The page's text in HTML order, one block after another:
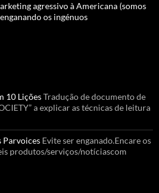
agressivo à Americana (somos
os ingénuos
10 LiçõesTradução de documento de
a explicar as técnicas de leitura
Parvoices Evite ser enganado.Encare os
produtos/serviços/notíciascom